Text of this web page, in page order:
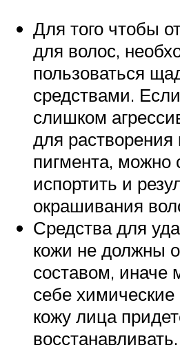
Для того чтобы
для волос,
пользоваться
средствами.
слишком
для растворения
пигмента, можно
испортить и
окрашивания
Средства для
кожи не должны
составом, иначе
себе химические
кожу лица
восстанавливать.